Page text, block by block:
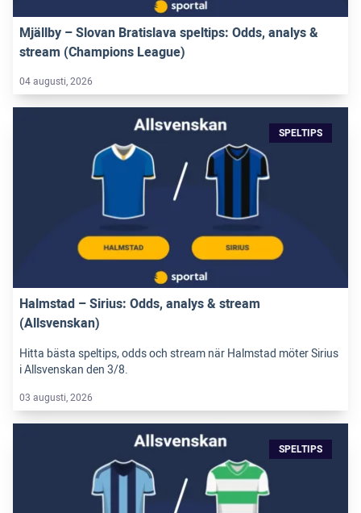
Mjällby – Slovan Bratislava speltips: Odds, analys &
stream (Champions League)
04 augusti, 2026
SPELTIPS
Halmstad – Sirius: Odds, analys & stream
(Allsvenskan)
Hitta bästa speltips, odds och stream när Halmstad möter Sirius
i Allsvenskan den 3/8.
03 augusti, 2026
SPELTIPS